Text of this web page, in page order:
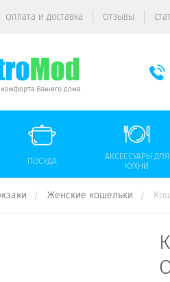
Оплата и доставка Отзывы
ПОСУДА
АКСЕССУАРЫ ДЛЯ
КУХНИ
Женские кошельки